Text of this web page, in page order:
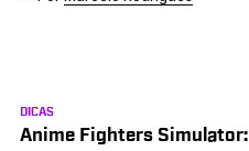
DICAS
Anime Fighters Simulator: